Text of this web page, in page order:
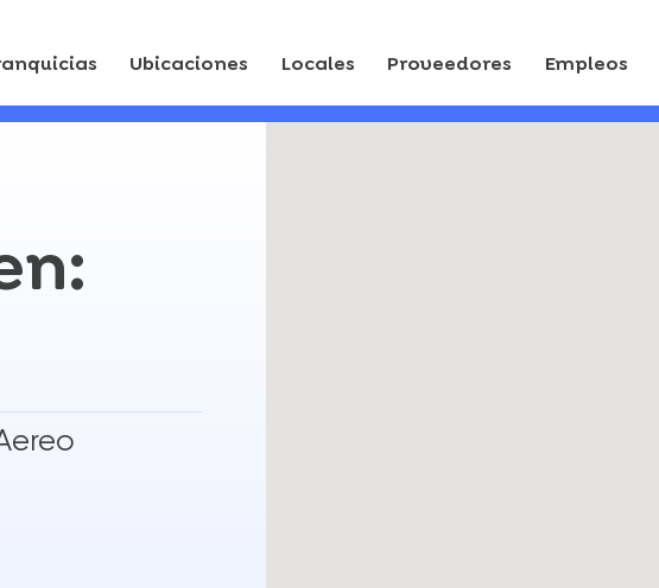
Ubicaciones Locales Proveedores Empleos